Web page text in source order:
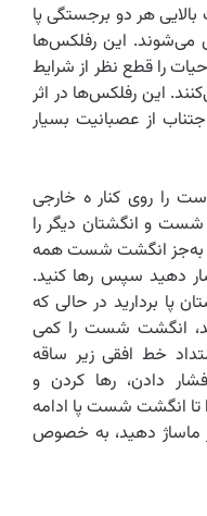
هر دو برجستگی پا
می‌شوند. این رفلکس‌ها
را قطع نظر از شرایط
این رفلکس‌ها در اثر
از عصبانیت بسیار
را روی کنار ه خارجی
و انگشتان دیگر را
به‌جز انگشت شست همه
دهید سپس رها کنید.
پا بردارید در حالی که
انگشت شست را کمی
خط افقی زیر ساقه
دادن، رها کردن و
تا انگشت شست پا ادامه
ماساژ دهید، به خصوص